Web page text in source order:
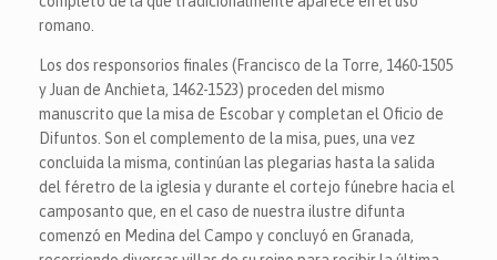
romano.
Los dos responsorios finales (Francisco de la Torre, 1460-1505
y Juan de Anchieta, 1462-1523) proceden del mismo
manuscrito que la misa de Escobar y completan el Oficio de
Difuntos. Son el complemento de la misa, pues, una vez
concluida la misma, continúan las plegarias hasta la salida
del féretro de la iglesia y durante el cortejo fúnebre hacia el
camposanto que, en el caso de nuestra ilustre difunta
comenzó en Medina del Campo y concluyó en Granada,